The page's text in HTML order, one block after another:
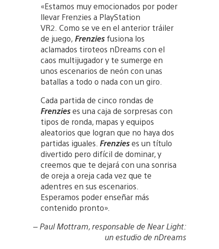
«Estamos muy emocionados por poder
llevar Frenzies a PlayStation
VR2. Como se ve en el anterior tráiler
de juego, Frenziesfusiona los
aclamados tiroteos nDreams con el
caos multijugador y te sumerge en
unos escenarios de neón con unas
batallas a todo o nada con un giro.
Cada partida de cinco rondas de
Frenzieses una caja de sorpresas con
tipos de ronda, mapas y equipos
aleatorios que logran que no haya dos
partidas iguales. Frenzieses un título
divertido pero difícil de dominar, y
creemos que te dejará con una sonrisa
de oreja a oreja cada vez que te
adentres en sus escenarios.
Esperamos poder enseñar más
contenido pronto».
– Paul Mottram, responsable de Near Light:
un estudio de nDreams